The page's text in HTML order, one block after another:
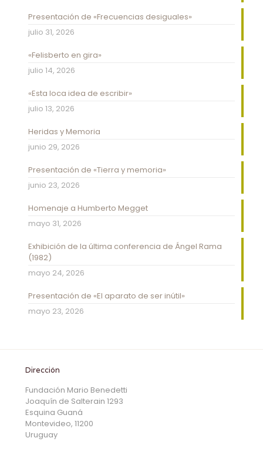
Presentación de «Frecuencias desiguales»
julio 31, 2026
«Felisberto en gira»
julio 14, 2026
«Esta loca idea de escribir»
julio 13, 2026
Heridas y Memoria
junio 29, 2026
Presentación de «Tierra y memoria»
junio 23, 2026
Homenaje a Humberto Megget
mayo 31, 2026
Exhibición de la última conferencia de Ángel Rama
(1982)
mayo 24, 2026
Presentación de «El aparato de ser inútil»
mayo 23, 2026
Dirección
Fundación Mario Benedetti
Joaquín de Salterain 1293
Esquina Guaná
Montevideo, 11200
Uruguay